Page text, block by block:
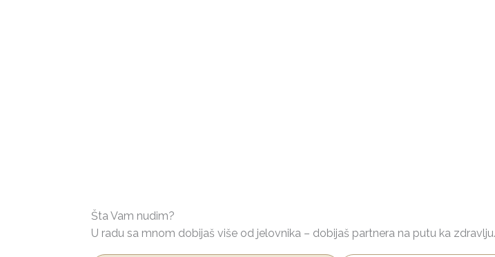
Šta Vam nudim?
U radu sa mnom dobijaš više od jelovnika – dobijaš partnera na putu ka